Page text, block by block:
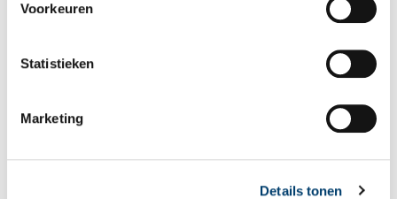
Voorkeuren
Statistieken
Marketing
Details tonen